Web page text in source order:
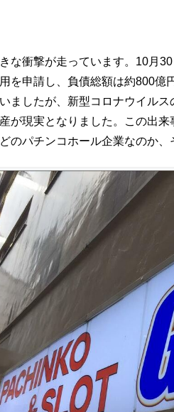
な衝撃が走っています。10月
を申請し、負債総額は約800
ましたが、新型コロナウイル
が現実となりました。この出
のパチンコホール企業なのか